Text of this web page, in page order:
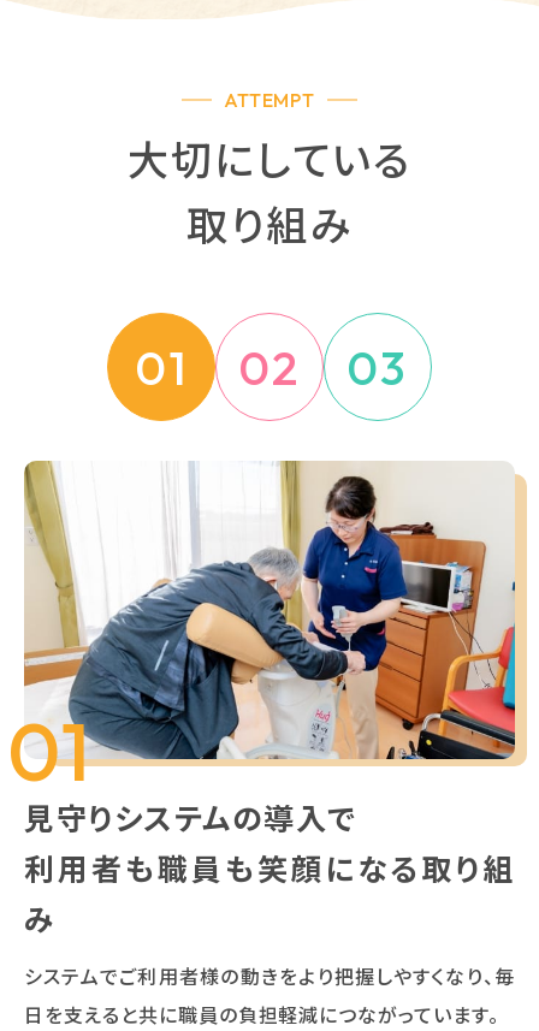
ATTEMPT
大切にしている
取り組み
01 02 03
01
見守りシステムの導入で
利用者も職員も笑顔になる取り組
み
システムでご利用者様の動きをより把握しやすくなり、毎
日を支えると共に職員の負担軽減につながっています。